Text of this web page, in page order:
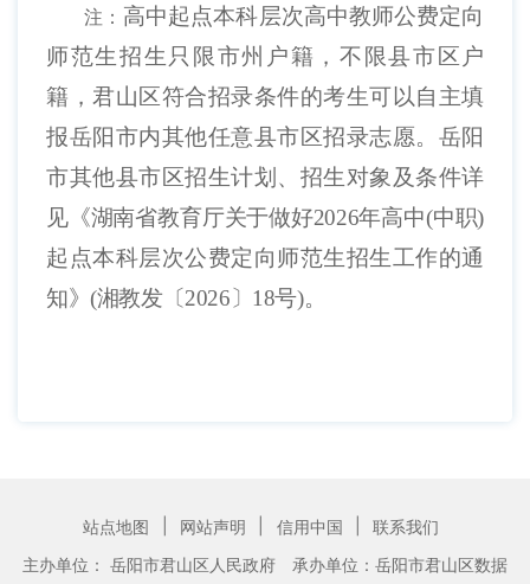
注： 高中起点本科层次高中教师公费定向
师范生招生只限市州户籍，不限县市区户
籍，君山区符合招录条件的考生可以自主填
报岳阳市内其他任意县市区招录志愿。岳阳
市其他县市区招生计划、招生对象及条件详
见《湖南省教育厅关于做好2026年高中(中职)
起点本科层次公费定向师范生招生工作的通
知》(湘教发〔2026〕 18号)。
站点地图 网站声明 信用中国
联系我们
主办单位： 岳阳市君山区人民政府
承办单位：岳阳市君山区数据